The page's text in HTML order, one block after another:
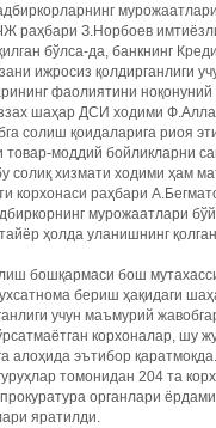
раҳбари З.Норбоев
бўлса-да, банкнинг
ижросиз қолдирганлиги
фаолиятини
шаҳар ДСИ ходими
солиш қоидаларига риоя
моддий бойликларни
солиқ хизмати ходими ҳам
корхонаси раҳбари
мурожаатлари
ҳолда уланишнинг
бошқармаси бош
бериш ҳақидаги
учун маъмурий
корхоналар, шу
алоҳида эътибор
томонидан 204 та
органлари
яратилди.